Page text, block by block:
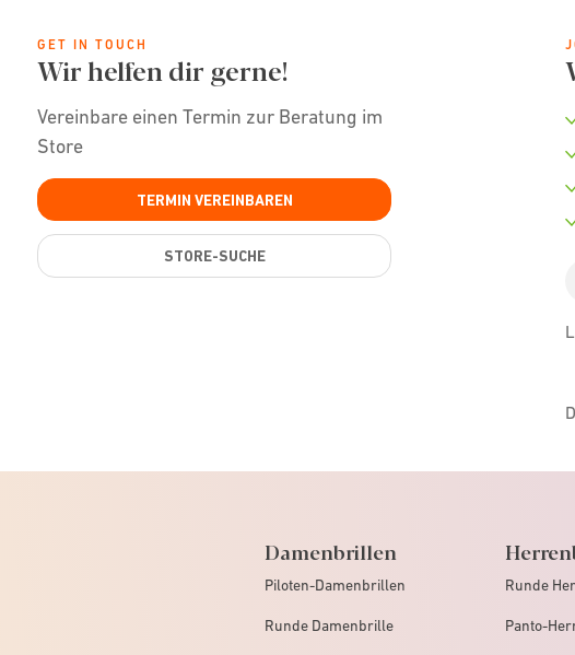
GET IN TOUCH
Wir helfen dir gerne!
Vereinbare einen Termin zur Beratung im
Store
TERMIN VEREINBAREN
STORE-SUCHE
Damenbrillen
Piloten-Damenbrillen
Runde Damenbrille
Runde
Panto-